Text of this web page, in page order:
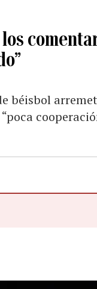
béisbol